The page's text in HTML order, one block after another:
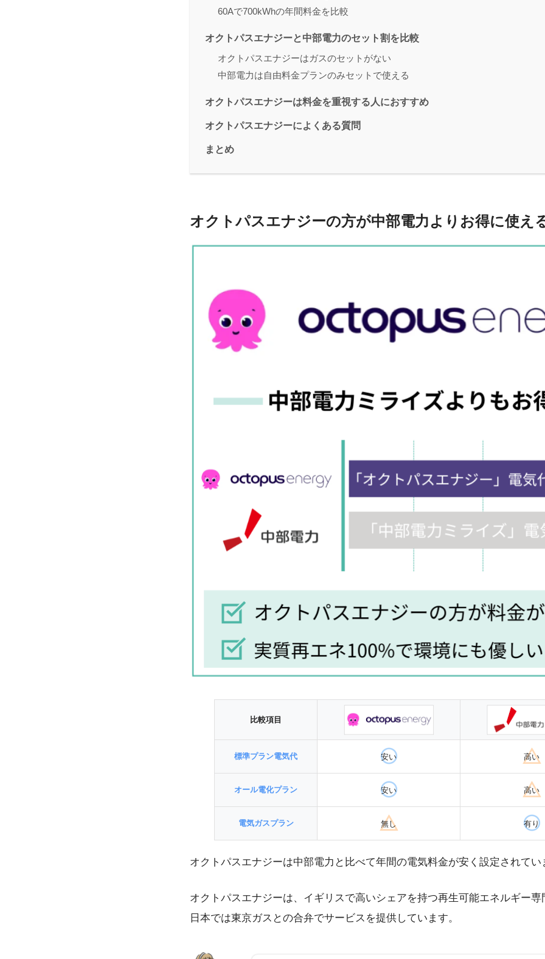
60Aで700kWhの年間料金を比較
オクトパスエナジーと中部電力のセット割を比較
オクトパスエナジーはガスのセットがない
中部電力は自由料金プランのみセットで使える
オクトパスエナジーは料金を重視する人におすすめ
オクトパスエナジーによくある質問
まとめ
オクトパスエナジーの方が中部電力よりお得に使え
比較項目
標準プラン電気代 安い 高い
オール電化プラン 安い 高い
電気ガスプラン 無し 有り
オクトパスエナジーは中部電力と比べて年間の電気料金が安く設定されてい
オクトパスエナジーは、イギリスで高いシェアを持つ再生可能エネルギー
日本では東京ガスとの合弁でサービスを提供しています。